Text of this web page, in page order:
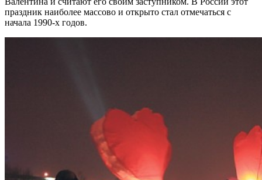
праздник наиболее массово и открыто стал отмечаться с
начала 1990-х годов.